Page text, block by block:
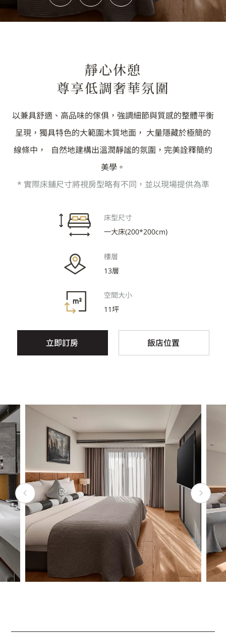
靜心休憩
尊享低調奢華氛圍
以兼具舒適、高品味的傢俱，強調細節與質感的整體平衡
呈現，獨具特色的大範圍木質地面， 大量隱藏於極簡的
線條中， 自然地建構出溫潤靜謐的氛圍，完美詮釋簡約
美學。
* 實際床鋪尺寸將視房型略有不同，並以現場提供為準
床型尺寸
一大床(200*200cm)
樓層
13層
空間大小
11坪
立即訂房 飯店位置